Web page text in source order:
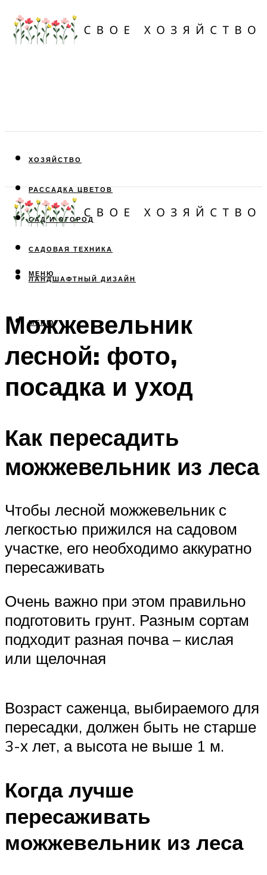
ХОЗЯЙСТВО
РАССАДКА ЦВЕТОВ
САД И ОГОРОД
САДОВАЯ ТЕХНИКА
ЛАНДШАФТНЫЙ ДИЗАЙН
МЕНЮ
МЕНЮ
Можжевельник
лесной: фото,
посадка и уход
Как пересадить
можжевельник из леса
Чтобы лесной можжевельник с
легкостью прижился на садовом
участке, его необходимо аккуратно
пересаживать
Очень важно при этом правильно
подготовить грунт. Разным сортам
подходит разная почва – кислая
или щелочная
Возраст саженца, выбираемого для
пересадки, должен быть не старше
3-х лет, а высота не выше 1 м.
Когда лучше
пересаживать
можжевельник из леса